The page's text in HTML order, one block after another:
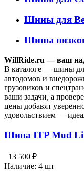
Шины для
Шины
WillRide.ru — ваш
В каталоге — шины
автодомов и
грузовиков и
ваши задачи, а
цены добавят
удовольствием —
Шина ITP Mud
13 500 ₽
Наличие: 4 шт